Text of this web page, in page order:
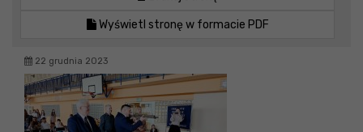
Wyświetl stronę w formacie PDF
22 grudnia 2023